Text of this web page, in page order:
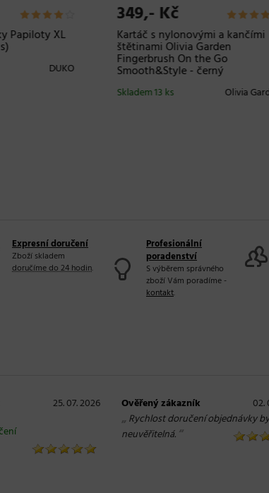
kančími a
Eurostil
187,- Kč
Sada gumiček do vlasů
Invisibobble Twistar Oasis
Braids - 3 ks
Skladem 1 bal.
Expresní doručení
Zboží skladem
doručíme do 24 hodin.
Profesionální
poradenství
S výběrem správného
zboží Vám poradíme -
kontakt.
25. 07. 2026
Ověřený zákazník 02.
„ Rychlost doručení objednávky
neuvěřitelná. “